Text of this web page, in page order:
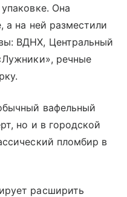
Она
а на ней разместили
ВДНХ, Центральный
речные
вафельный
но и в городской
пломбир в
расширить